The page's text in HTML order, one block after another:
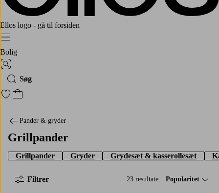
Ellos logo - gå til forsiden
Menu
Bolig
Billedsøgning
Søg
Gå til favoritmarkerede produkter
Gå til indkøbskurven
Pander & gryder
Grillpander
Grillpander Gryder Grydesæt & kasserollesæt
23 resultate Sorter efter:
Popularitet
Filtrer